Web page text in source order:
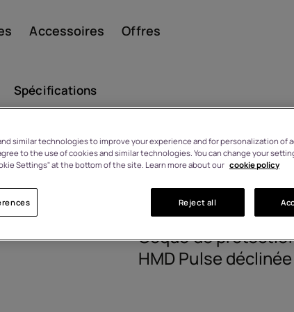
Accessoires Offres
Spécifications
14 jours en cas de
HMD
8P00000294
Coque de
HMD Pulse
similar technologies to improve your experience and for personalization of
to the use of cookies and similar technologies. You can change your
Settings" at the bottom of the site. Learn more about our cookie policy
Reject all